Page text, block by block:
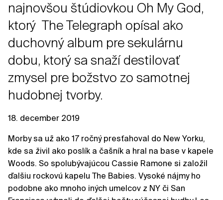
najnovšou štúdiovkou Oh My God,
ktorý The Telegraph opísal ako
duchovný album pre sekulárnu
dobu, ktorý sa snaží destilovať
zmysel pre božstvo zo samotnej
hudobnej tvorby.
18. december 2019
Morby sa už ako 17 ročný presťahoval do New Yorku,
kde sa živil ako poslík a čašník a hral na base v kapele
Woods. So spolubývajúcou Cassie Ramone si založil
ďalšiu rockovú kapelu The Babies. Vysoké nájmy ho
podobne ako mnoho iných umelcov z NY či San